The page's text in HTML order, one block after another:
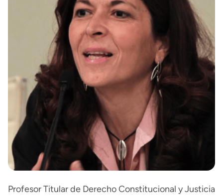
Nuestra comunidad
Profesor Titular de Derecho Constitucional y Justicia